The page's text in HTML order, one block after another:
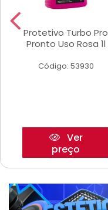
Protetivo Turbo Pro
Pronto Uso Rosa 1l
Código: 53930
Ver
preço